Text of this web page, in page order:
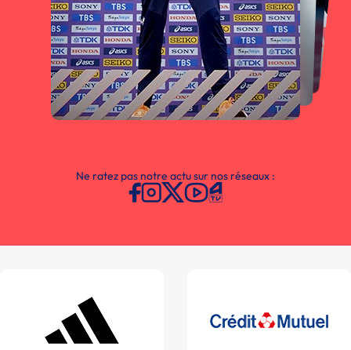
Ne ratez pas notre actu sur nos réseaux :